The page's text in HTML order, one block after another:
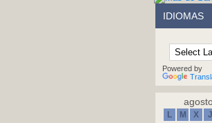
IDIOMAS
Powered by
L M X J